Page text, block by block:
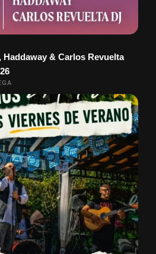
Haddaway & Carlos Revuelta